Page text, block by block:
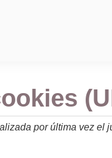
por última vez